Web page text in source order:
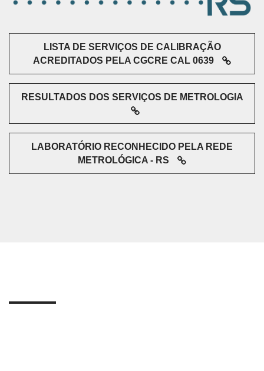
LISTA DE SERVIÇOS DE CALIBRAÇÃO
ACREDITADOS PELA CGCRE CAL 0639
RESULTADOS DOS SERVIÇOS DE METROLOGIA
LABORATÓRIO RECONHECIDO PELA REDE
METROLÓGICA - RS